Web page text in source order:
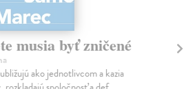
musia byť zničené
ako jednotlivcom a kazia